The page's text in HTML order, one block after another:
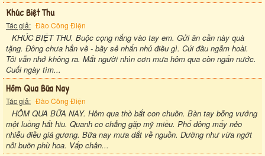
Khúc Biệt Thu
Tác giả: Đào Công Điện
KHÚC BIỆT THU. Buộc cọng nắng vào tay em. Gửi ân cần này quà
tặng. Đông chưa hẳn về - bầy sẻ nhắn nhủ điều gì. Cúi đầu ngẫm hoài.
Tôi vẫn nhớ không ra. Mắt người nhìn cơn mưa hôm qua còn ngấn nước.
Cuối ngày tìm...
Hôm Qua Bữa Nay
Tác giả: Đào Công Điện
HÔM QUA BỮA NAY. Hôm qua thò bắt con chuồn. Bàn tay bỗng vướng
một luồng hắt hiu. Quanh co chẳng gặp mỹ miều. Phố đông mấy nẻo
nhiễu điều giá gương. Bữa nay mưa dắt về nguồn. Dường như vừa ngớt
nỗi buồn phù hoa. Vấp chân...